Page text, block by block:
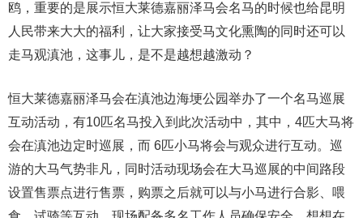
鸥，重要的是展示恒大莱德嘉丽泽马会名马的时候也给昆明
人民带来大大的福利，让大家接受马文化熏陶的同时还可以
走马观滇池，这事儿，是不是越想越激动？
恒大莱德嘉丽泽马会在滇池边海埂公园举办了一个名马巡展
互动活动，有10匹名马投入到此次活动中，其中，4匹大马将
会在滇池边定时巡展，而 6匹小马将会与观众进行互动。巡
游的大马气势非凡，同时活动现场会在大马巡展的中间路段
设置售票点进行售票，购票之后就可以与小马进行合影、喂